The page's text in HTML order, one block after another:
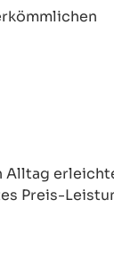
Alltag
Preis-